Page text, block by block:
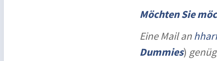
Möchten Sie
Eine Mail an
Dummies)